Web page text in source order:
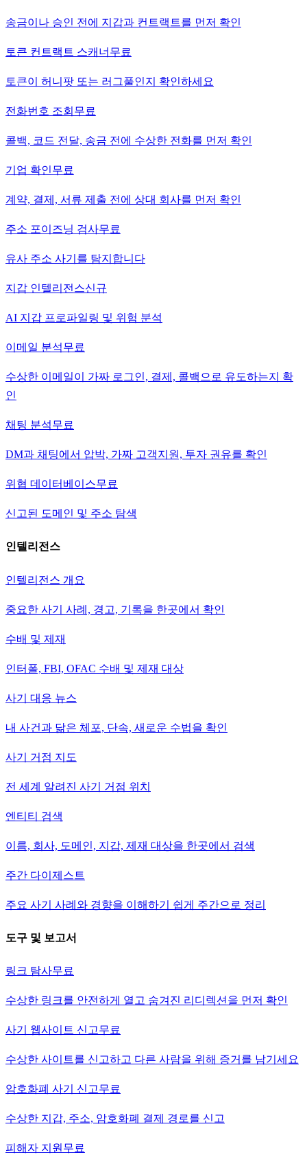
송금이나 승인 전에 지갑과 컨트랙트를 먼저 확인
토큰 컨트랙트 스캐너 무료
토큰이 허니팟 또는 러그풀인지 확인하세요
전화번호 조회 무료
콜백, 코드 전달, 송금 전에 수상한 전화를 먼저 확인
기업 확인무료
계약, 결제, 서류 제출 전에 상대 회사를 먼저 확인
주소 포이즈닝 검사무료
유사 주소 사기를 탐지합니다
지갑 인텔리전스신규
AI 지갑 프로파일링 및 위험 분석
이메일 분석무료
수상한 이메일이 가짜 로그인, 결제, 콜백으로 유도하는지 확
인
채팅 분석무료
DM과 채팅에서 압박, 가짜 고객지원, 투자 권유를 확인
위협 데이터베이스무료
신고된 도메인 및 주소 탐색
인텔리전스
인텔리전스 개요
중요한 사기 사례, 경고, 기록을 한곳에서 확인
수배 및 제재
인터폴, FBI, OFAC 수배 및 제재 대상
사기 대응 뉴스
내 사건과 닮은 체포, 단속, 새로운 수법을 확인
사기 거점 지도
전 세계 알려진 사기 거점 위치
엔티티 검색
이름, 회사, 도메인, 지갑, 제재 대상을 한곳에서 검색
주간 다이제스트
주요 사기 사례와 경향을 이해하기 쉽게 주간으로 정리
도구 및 보고서
링크 탐사무료
수상한 링크를 안전하게 열고 숨겨진 리디렉션을 먼저 확인
사기 웹사이트 신고무료
수상한 사이트를 신고하고 다른 사람을 위해 증거를 남기세요
암호화폐 사기 신고무료
수상한 지갑, 주소, 암호화폐 결제 경로를 신고
피해자 지원 무료